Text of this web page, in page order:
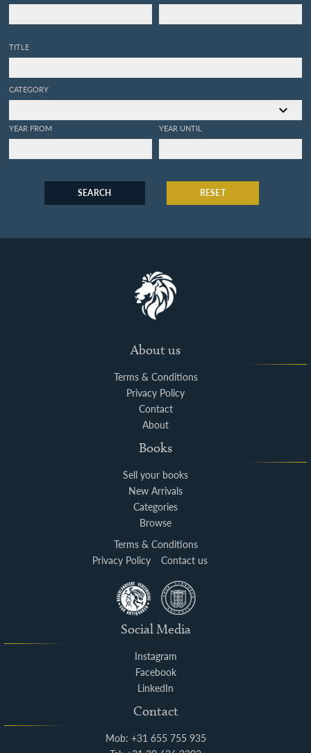
TITLE
CATEGORY
YEAR FROM YEAR UNTIL
SEARCH RESET
About us
Terms & Conditions
Privacy Policy
Contact
About
Books
Sell your books
New Arrivals
Categories
Browse
Terms & Conditions
Privacy Policy
Contact us
Social Media
Instagram
Facebook
LinkedIn
Contact
Mob: +31 655 755 935